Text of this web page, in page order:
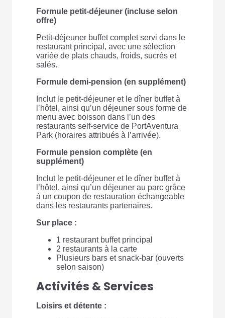
Formule petit-déjeuner (incluse selon
offre)
Petit-déjeuner buffet complet servi dans le
restaurant principal, avec une sélection
variée de plats chauds, froids, sucrés et
salés.
Formule demi-pension (en supplément)
Inclut le petit-déjeuner et le dîner buffet à
l’hôtel, ainsi qu’un déjeuner sous forme de
menu avec boisson dans l’un des
restaurants self-service de PortAventura
Park (horaires attribués à l’arrivée).
Formule pension complète (en
supplément)
Inclut le petit-déjeuner et le dîner buffet à
l’hôtel, ainsi qu’un déjeuner au parc grâce
à un coupon de restauration échangeable
dans les restaurants partenaires.
Sur place :
1 restaurant buffet principal
2 restaurants à la carte
Plusieurs bars et snack-bar (ouverts
selon saison)
Activités & Services
Loisirs et détente :